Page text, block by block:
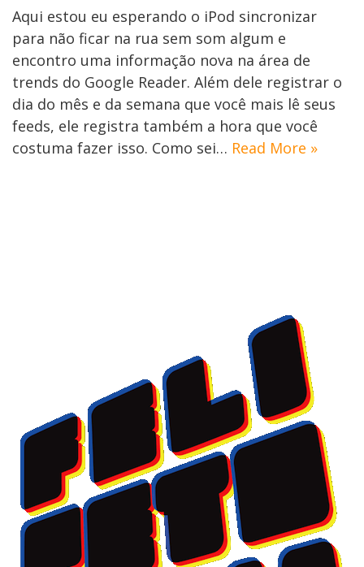
Aqui estou eu esperando o iPod sincronizar
para não ficar na rua sem som algum e
encontro uma informação nova na área de
trends do Google Reader. Além dele registrar o
dia do mês e da semana que você mais lê seus
feeds, ele registra também a hora que você
costuma fazer isso. Como sei… Read More »